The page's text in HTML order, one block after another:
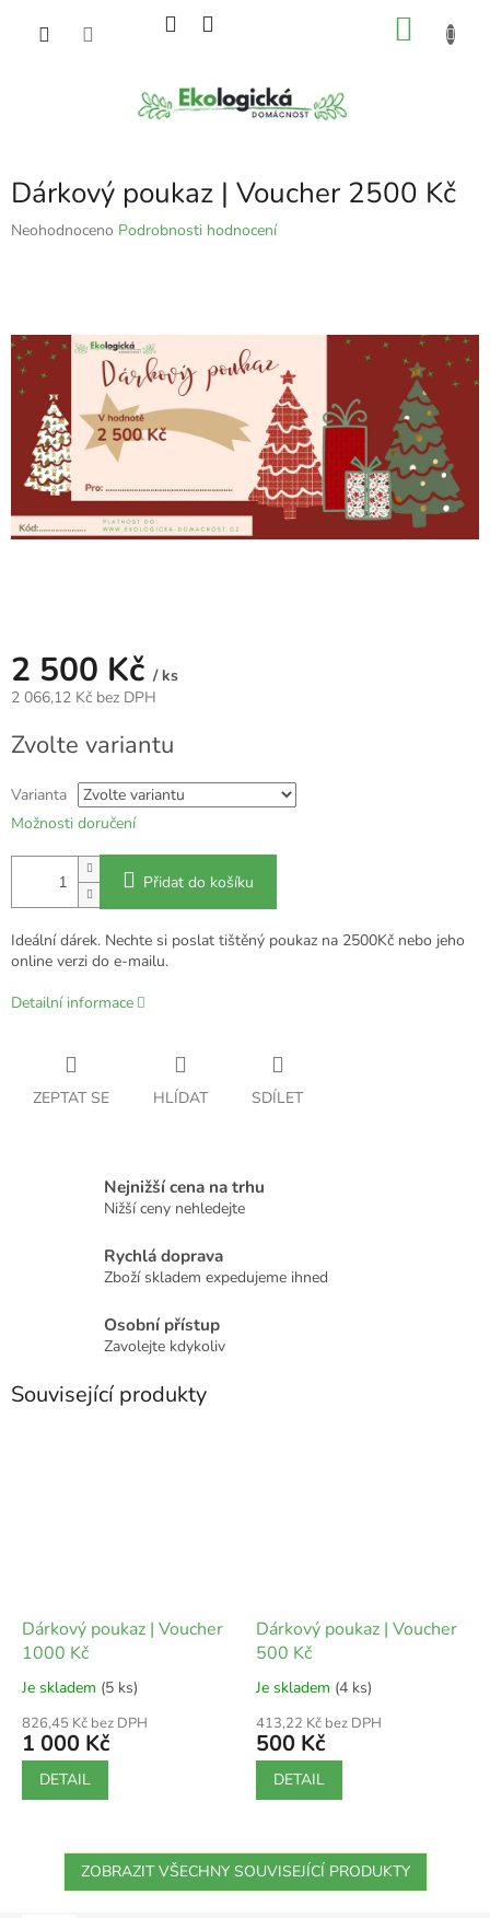
Dárkový poukaz | Voucher 2500 Kč
Průměrné
z
5
hvězdiček.
Neohodnoceno Podrobnosti hodnocení
2 500 Kč / ks
2 066,12 Kč bez DPH
cena:
Zvolte variantu
Varianta
Možnosti doručení
Přidat do košíku
Ideální dárek. Nechte si poslat tištěný poukaz na 2500Kč nebo jeho
online verzi do e-mailu.
Detailní informace
ZEPTAT SE HLÍDAT SDÍLET
Nejnižší cena na trhu
Nižší ceny nehledejte
Rychlá doprava
Zboží skladem expedujeme ihned
Osobní přístup
Zavolejte kdykoliv
Související produkty
Dárkový poukaz | Voucher
1000 Kč
Je skladem (5 ks)
826,45 Kč bez DPH
1 000 Kč
DETAIL
Dárkový poukaz | Voucher
500 Kč
Je skladem (4 ks)
413,22 Kč bez DPH
500 Kč
DETAIL
ZOBRAZIT VŠECHNY SOUVISEJÍCÍ PRODUKTY